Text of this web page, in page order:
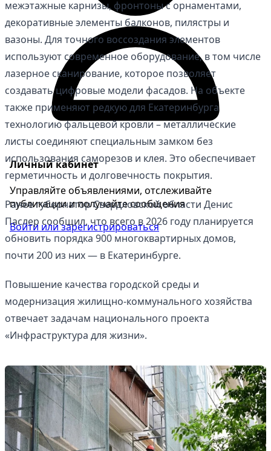
Личный кабинет
Управляйте объявлениями, отслеживайте
публикации и получайте сообщения
Войти или зарегистрироваться
межэтажные карнизы, фронтоны с орнаментами,
декоративные элементы балконов, пилястры и
вазоны. Для точного воссоздания элементов
используют современное оборудование, в том числе
лазерное сканирование, которое позволяет
создавать цифровые модели фасадов. На объекте
также применяют редкую для Екатеринбурга
технологию фальцевой кровли – металлические
листы соединяют специальным замком без
использования саморезов и клея. Это обеспечивает
герметичность и долговечность покрытия.
Ранее губернатор Свердловской области Денис
Паслер сообщил, что всего в 2026 году планируется
обновить порядка 900 многоквартирных домов,
почти 200 из них — в Екатеринбурге.
Повышение качества городской среды и
модернизация жилищно-коммунального хозяйства
отвечает задачам национального проекта
«Инфраструктура для жизни».